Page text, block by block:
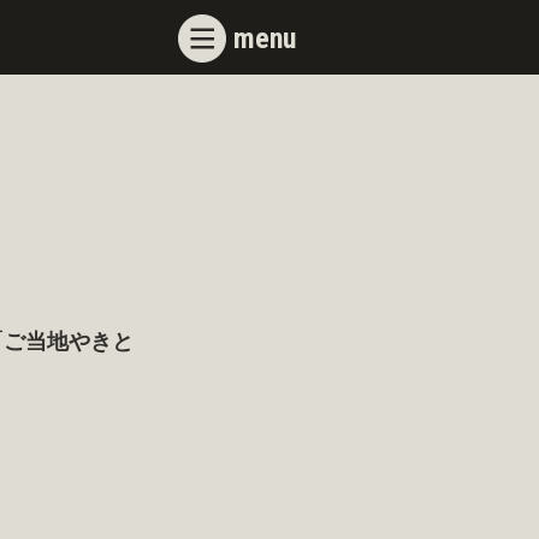
menu
当地やきと